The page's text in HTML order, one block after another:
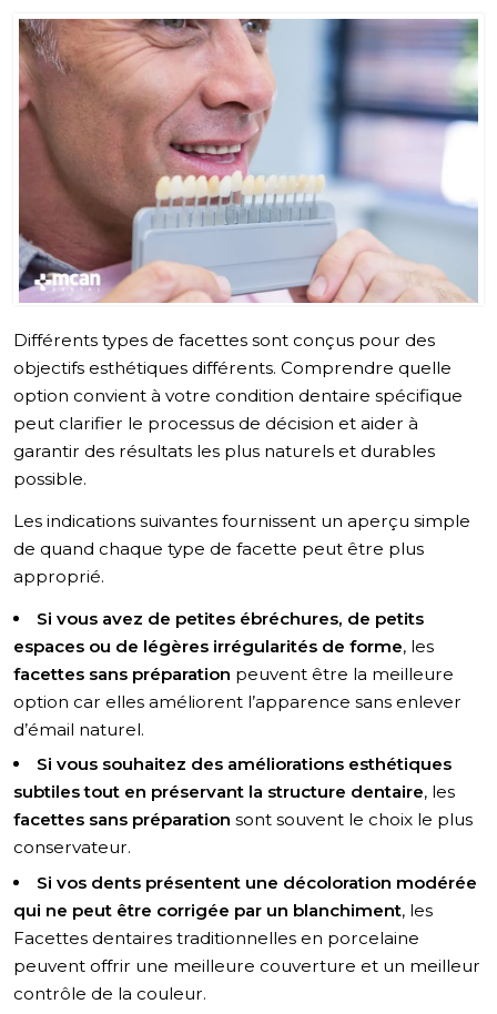
Différents types de facettes sont conçus pour des
objectifs esthétiques différents. Comprendre quelle
option convient à votre condition dentaire spécifique
peut clarifier le processus de décision et aider à
garantir des résultats les plus naturels et durables
possible.
Les indications suivantes fournissent un aperçu simple
de quand chaque type de facette peut être plus
approprié.
Si vous avez de petites ébréchures, de petits
espaces ou de légères irrégularités de forme, les
facettes sans préparation peuvent être la meilleure
option car elles améliorent l’apparence sans enlever
d’émail naturel.
Si vous souhaitez des améliorations esthétiques
subtiles tout en préservant la structure dentaire, les
facettes sans préparation sont souvent le choix le plus
conservateur.
Si vos dents présentent une décoloration modérée
qui ne peut être corrigée par un blanchiment, les
Facettes dentaires traditionnelles en porcelaine
peuvent offrir une meilleure couverture et un meilleur
contrôle de la couleur.